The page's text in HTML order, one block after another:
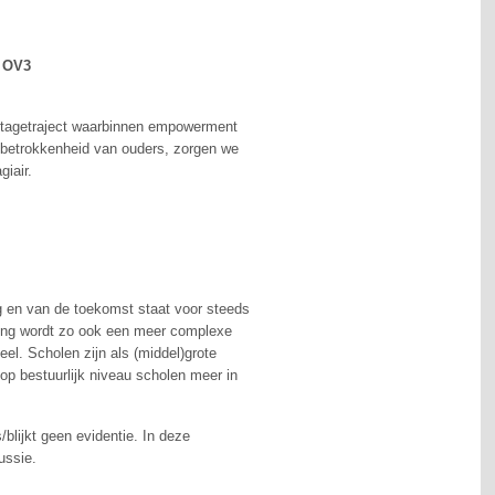
waarbinnen empowerment
van ouders, zorgen we
en van de toekomst staat voor steeds
wordt zo ook een meer complexe
Scholen zijn als (middel)grote
bestuurlijk niveau scholen meer in
blijkt geen evidentie. In deze